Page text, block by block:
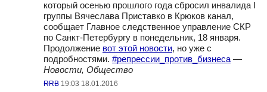
который осенью прошлого года сбросил инвалида I
группы Вячеслава Приставко в Крюков канал,
сообщает Главное следственное управление СКР
по Санкт-Петербургу в понедельник, 18 января.
Продолжение вот этой новости, но уже с
подробностями. #репрессии_против_бизнеса —
Новости, Общество
RRB 19:03 18.01.2016